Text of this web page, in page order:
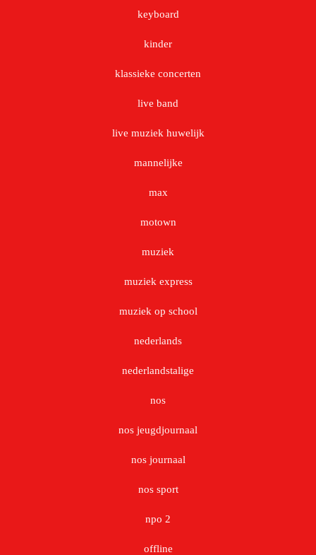
keyboard
kinder
klassieke concerten
live band
live muziek huwelijk
mannelijke
max
motown
muziek
muziek express
muziek op school
nederlands
nederlandstalige
nos
nos jeugdjournaal
nos journaal
nos sport
npo 2
offline